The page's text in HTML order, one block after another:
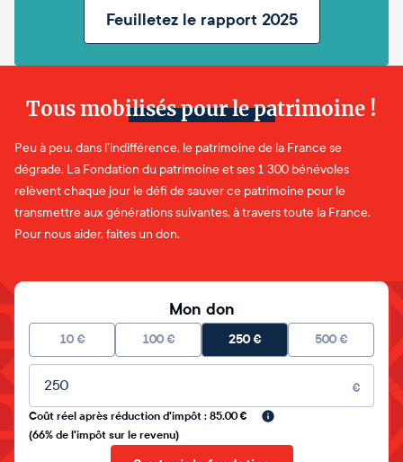
Feuilletez le rapport 2025
Tous mobilisés pour le patrimoine !
Peu à peu, dans l’indifférence, le patrimoine de la France se
dégrade. La Fondation du patrimoine et ses 1 300 bénévoles
relèvent chaque jour le défi de sauver ce patrimoine pour le
transmettre aux générations suivantes, à travers toute la France.
Pour nous aider, faites un don.
Mon don
10 € 100 € 250€ 500 €
Montant libre
€
Coût réel après réduction d'impôt : 85.00 €
(66% de l'impôt sur le revenu)